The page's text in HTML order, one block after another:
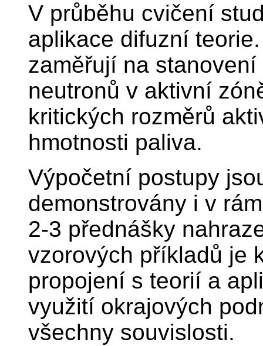
V průběhu cvičení
aplikace difuzní
zaměřují na
neutronů v aktivní
kritických rozměrů
hmotnosti paliva.
Výpočetní postupy
demonstrovány i v
2-3 přednášky
vzorových příkladů je
propojení s teorií a
využití okrajových
všechny souvislosti.